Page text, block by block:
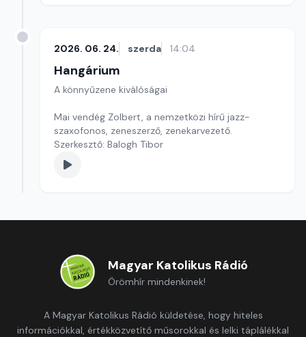
2026. 06. 24. szerda 14:04
Hangárium
A könnyűzene kiválóságai
Mai vendég Zolbert, a nemzetközi hírű jazz-
szaxofonos, zeneszerző, zenekarvezető.
Szerkesztő: Balogh Tibor
Magyar Katolikus Rádió
Örömhír mindenkinek!
A Magyar Katolikus Rádió küldetése, hogy hiteles
információkkal, értékközvetítő műsorokkal és lelki táplálékkal